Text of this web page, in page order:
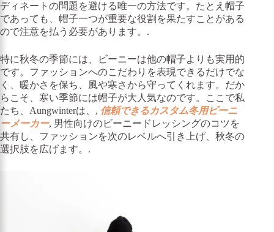
ディネートの問題を避ける唯一の方法です。たとえ帽子
であっても、帽子一つが重要な役割を果たすことがある
ので注意を払う必要があります。.
特に秋冬の季節には、ビーニーは他の帽子よりも実用的
です。ファッションへのこだわりを表現できるだけでな
く、暖かさを保ち、風や寒さから守ってくれます。だか
らこそ、寒い季節には帽子が大人気なのです。ここで私
たち、Aungwinterは、, 信頼できるカスタム冬用ビーニ
ーメーカー, 男性向けのビーニードレッシングのコツを
共有し、ファッションを次のレベルへ引き上げ、秋冬の
選択肢を広げます。.